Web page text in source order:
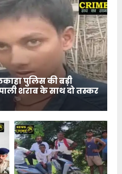
पुलिस की बड़ी
शराब के साथ दो तस्कर